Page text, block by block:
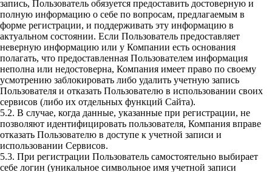
запись, Пользователь обязуется предоставить достоверную и
полную информацию о себе по вопросам, предлагаемым в
форме регистрации, и поддерживать эту информацию в
актуальном состоянии. Если Пользователь предоставляет
неверную информацию или у Компании есть основания
полагать, что предоставленная Пользователем информация
неполна или недостоверна, Компания имеет право по своему
усмотрению заблокировать либо удалить учетную запись
Пользователя и отказать Пользователю в использовании своих
сервисов (либо их отдельных функций Сайта).
5.2. В случае, когда данные, указанные при регистрации, не
позволяют идентифицировать пользователя, Компания вправе
отказать Пользователю в доступе к учетной записи и
использовании Сервисов.
5.3. При регистрации Пользователь самостоятельно выбирает
себе логин (уникальное символьное имя учетной записи